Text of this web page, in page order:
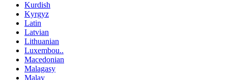
Kurdish
Kyrgyz
Latin
Latvian
Lithuanian
Luxembou..
Macedonian
Malagasy
Malay